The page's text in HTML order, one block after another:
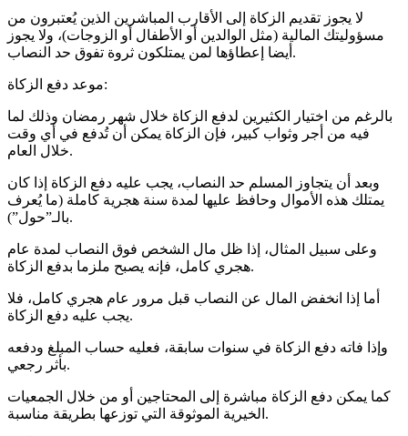
لا يجوز تقديم الزكاة إلى الأقارب المباشرين الذين يُعتبرون من
مسؤوليتك المالية (مثل الوالدين أو الأطفال أو الزوجات)، ولا يجوز
أيضا إعطاؤها لمن يمتلكون ثروة تفوق حد النصاب.
موعد دفع الزكاة:
بالرغم من اختيار الكثيرين لدفع الزكاة خلال شهر رمضان وذلك لما
فيه من أجر وثواب كبير، فإن الزكاة يمكن أن تُدفع في أي وقت
خلال العام.
وبعد أن يتجاوز المسلم حد النصاب، يجب عليه دفع الزكاة إذا كان
يمتلك هذه الأموال وحافظ عليها لمدة سنة هجرية كاملة (ما يُعرف
بالـ”حول”).
وعلى سبيل المثال، إذا ظل مال الشخص فوق النصاب لمدة عام
هجري كامل، فإنه يصبح ملزما بدفع الزكاة.
أما إذا انخفض المال عن النصاب قبل مرور عام هجري كامل، فلا
يجب عليه دفع الزكاة.
وإذا فاته دفع الزكاة في سنوات سابقة، فعليه حساب المبلغ ودفعه
بأثر رجعي.
كما يمكن دفع الزكاة مباشرة إلى المحتاجين أو من خلال الجمعيات
الخيرية الموثوقة التي توزعها بطريقة مناسبة.